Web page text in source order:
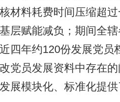
材料耗费时间压缩超
层赋能减负；期间全
四年约120份发展党员
党员发展资料中存在
展模块化、标准化提